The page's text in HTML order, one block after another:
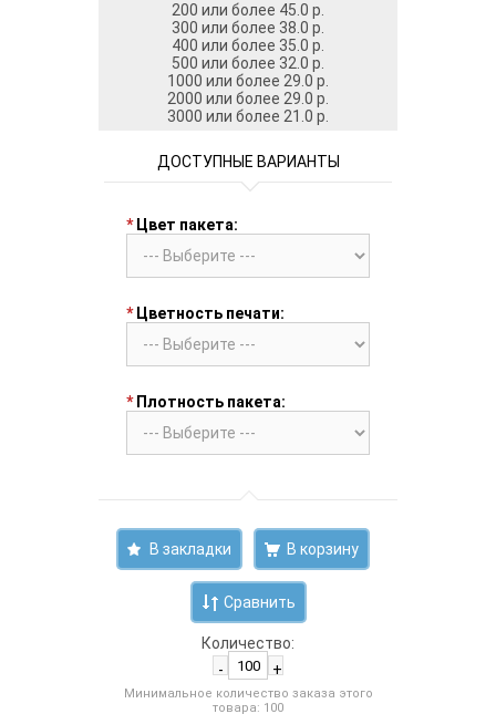
200 или более 45.0 р.
300 или более 38.0 р.
400 или более 35.0 р.
500 или более 32.0 р.
1000 или более 29.0 р.
2000 или более 29.0 р.
3000 или более 21.0 р.
ДОСТУПНЫЕ ВАРИАНТЫ
* Цвет пакета:
* Цветность печати:
* Плотность пакета:
В закладки
Сравнить
Количество:
-
+
Минимальное количество заказа этого
товара: 100